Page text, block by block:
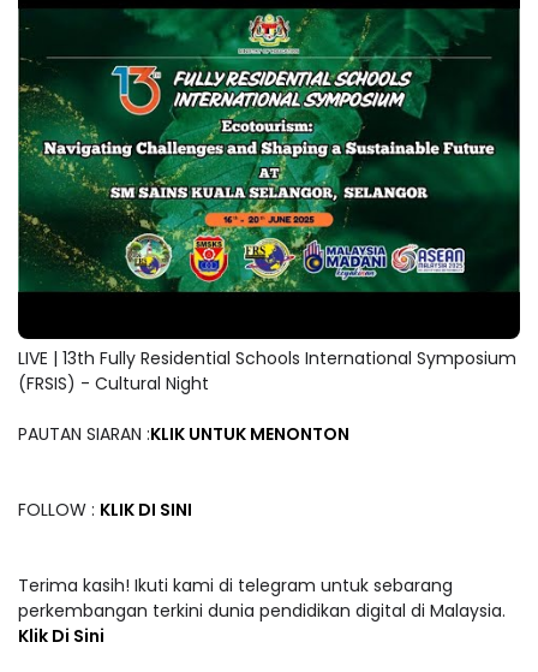
LIVE | 13th Fully Residential Schools International Symposium
(FRSIS) - Cultural Night
PAUTAN SIARAN :KLIK UNTUK MENONTON
FOLLOW : KLIK DI SINI
Terima kasih! Ikuti kami di telegram untuk sebarang
perkembangan terkini dunia pendidikan digital di Malaysia.
Klik Di Sini